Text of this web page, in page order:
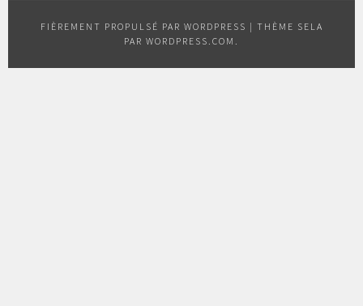
FIÈREMENT PROPULSÉ PAR WORDPRESS | THÈME SELA
PAR WORDPRESS.COM .